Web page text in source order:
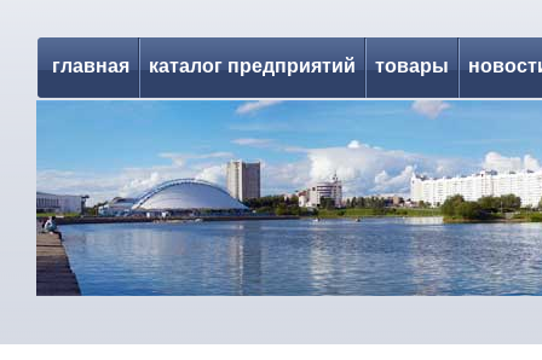
главная каталог предприятий товары